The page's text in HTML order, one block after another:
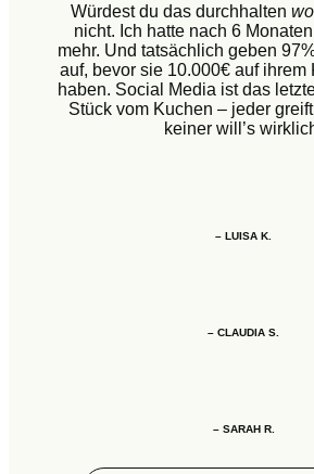
Würdest du das durchhalten
nicht. Ich hatte nach 6
mehr. Und tatsächlich geben
auf, bevor sie 10.000€ auf ihrem
haben. Social Media ist das
Stück vom Kuchen – jeder
keiner will’s
– LUISA K.
– CLAUDIA S.
– SARAH R.